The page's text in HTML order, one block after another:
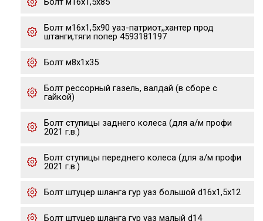
Болт м16х1,5х90 уаз-патриот,,хантер прод
штанги,тяги попер 4593181197
Болт м8х1х35
Болт рессорный газель, валдай (в сборе с
гайкой)
Болт ступицы заднего колеса (для а/м профи
2021 г.в.)
Болт ступицы переднего колеса (для а/м профи
2021 г.в.)
Болт штуцер шланга гур уаз большой d16х1,5х12
Болт штуцер шланга гур уаз малый d14